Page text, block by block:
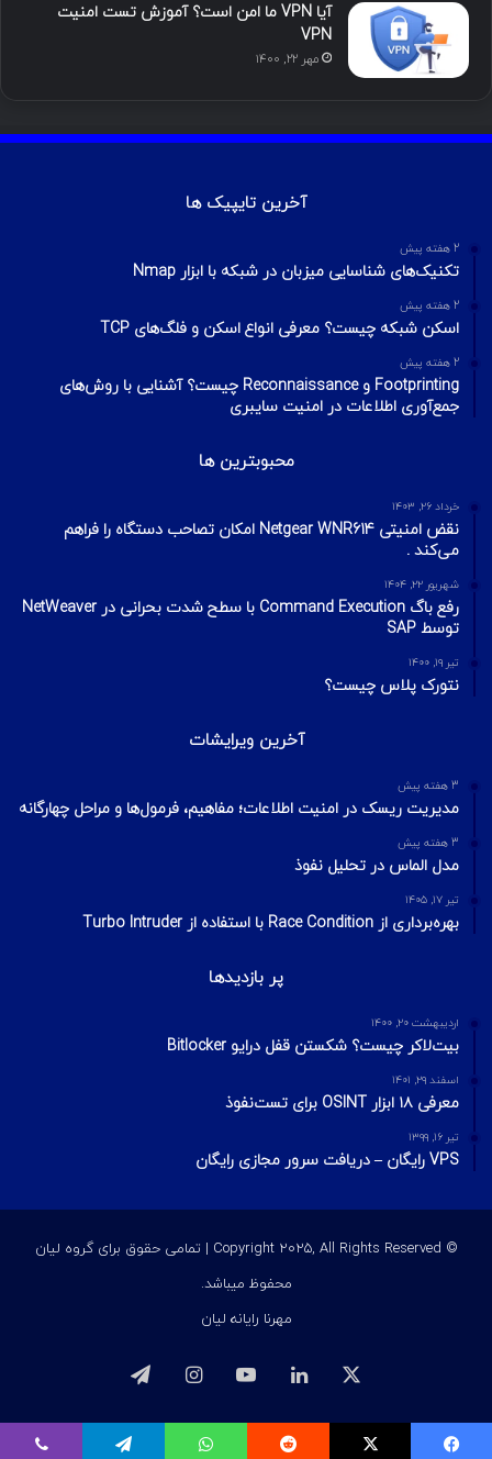
آیا VPN ما امن است؟ آموزش تست امنیت
VPN
مهر ۲۲, ۱۴۰۰
آخرین تایپیک ها
2 هفته پیش
تکنیک‌های شناسایی میزبان در شبکه با ابزار Nmap
2 هفته پیش
اسکن شبکه چیست؟ معرفی انواع اسکن و فلگ‌های TCP
2 هفته پیش
Footprinting و Reconnaissance چیست؟ آشنایی با روش‌های
جمع‌آوری اطلاعات در امنیت سایبری
محبوبترین ها
خرداد ۲۶, ۱۴۰۳
نقض امنیتی Netgear WNR614 امکان تصاحب دستگاه را فراهم
می‌کند .
شهریور ۲۲, ۱۴۰۴
رفع باگ Command Execution با سطح شدت بحرانی در NetWeaver
توسط SAP
تیر ۱۹, ۱۴۰۰
نتورک پلاس چیست؟
آخرین ویرایشات
3 هفته پیش
مدیریت ریسک در امنیت اطلاعات؛ مفاهیم، فرمول‌ها و مراحل چهارگانه
3 هفته پیش
مدل الماس در تحلیل نفوذ
تیر ۱۷, ۱۴۰۵
بهره‌برداری از Race Condition با استفاده از Turbo Intruder
پر بازدیدها
اردیبهشت ۲۰, ۱۴۰۰
بیت‌لاکر چیست؟ شکستن قفل درایو Bitlocker
اسفند ۲۹, ۱۴۰۱
معرفی ۱۸ ابزار OSINT برای تست‌نفوذ
تیر ۱۶, ۱۳۹۹
VPS رایگان – دریافت سرور مجازی رایگان
© Copyright 2025, All Rights Reserved | تمامی حقوق برای گروه لیان
محفوظ میباشد.
مهرنا رایانه لیان
ایکس لینکداین یوتیوب اینستاگرام